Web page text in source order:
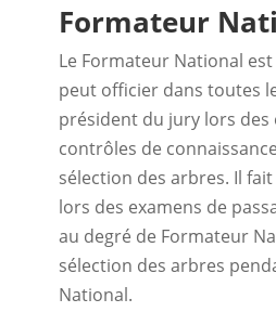
Formateur
Le Formateur National
peut officier dans toutes
président du jury lors des
contrôles de
sélection des arbres. Il
lors des examens de
au degré de Formateur
sélection des arbres
National.